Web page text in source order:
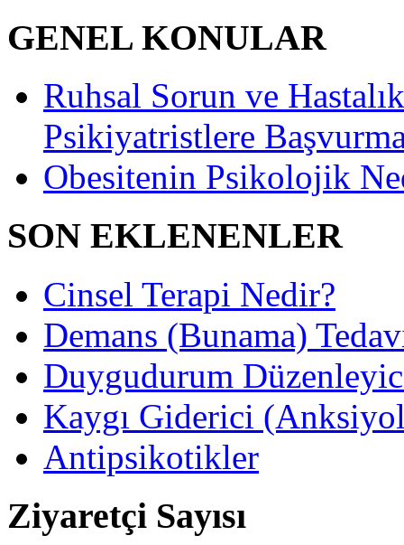
GENEL KONULAR
Ruhsal Sorun ve
Psikiyatristlere
Obesitenin Psikolojik
SON EKLENENLER
Cinsel Terapi Nedir?
Demans (Bunama)
Duygudurum
Kaygı Giderici
Antipsikotikler
Ziyaretçi Sayısı